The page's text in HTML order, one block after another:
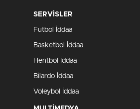
SERVİSLER
Futbol İddaa
Basketbol İddaa
Hentbol İddaa
Bilardo İddaa
Voleybol İddaa